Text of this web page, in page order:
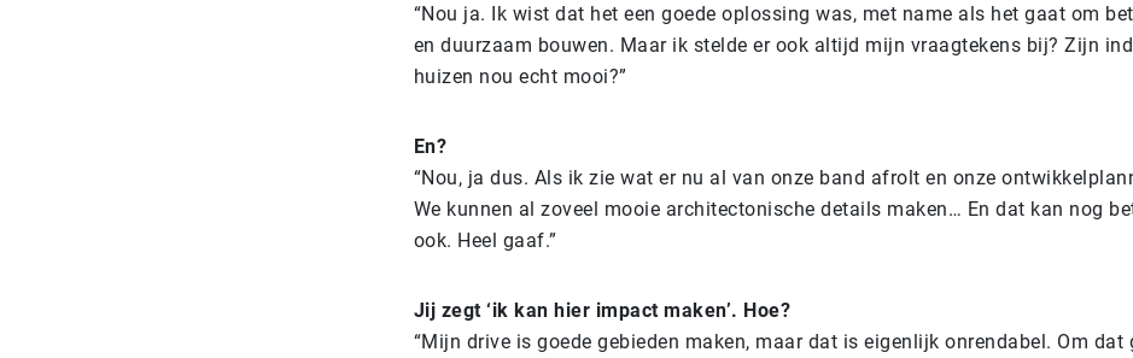
“Nou ja. Ik wist dat het een goede oplossing was, met name als het gaat om
en duurzaam bouwen. Maar ik stelde er ook altijd mijn vraagtekens bij? Zijn
huizen nou echt mooi?”
En?
“Nou, ja dus. Als ik zie wat er nu al van onze band afrolt en onze
We kunnen al zoveel mooie architectonische details maken… En dat kan nog
ook. Heel gaaf.”
Jij zegt ‘ik kan hier impact maken’. Hoe?
“Mijn drive is goede gebieden maken, maar dat is eigenlijk onrendabel. Om dat